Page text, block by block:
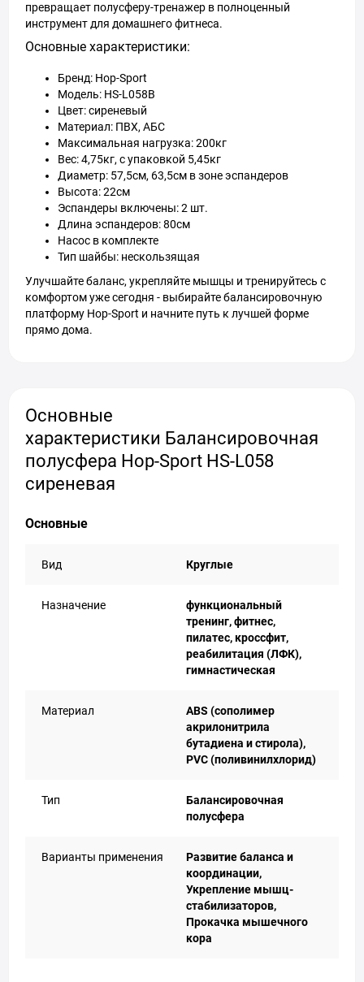
превращает полусферу-тренажер в полноценный
инструмент для домашнего фитнеса.
Основные характеристики:
Бренд: Hop-Sport
Модель: HS-L058B
Цвет: сиреневый
Материал: ПВХ, АБС
Максимальная нагрузка: 200кг
Вес: 4,75кг, с упаковкой 5,45кг
Диаметр: 57,5см, 63,5см в зоне эспандеров
Высота: 22см
Эспандеры включены: 2 шт.
Длина эспандеров: 80см
Насос в комплекте
Тип шайбы: нескользящая
Улучшайте баланс, укрепляйте мышцы и тренируйтесь с
комфортом уже сегодня - выбирайте балансировочную
платформу Hop-Sport и начните путь к лучшей форме
прямо дома.
Основные
характеристики Балансировочная
полусфера Hop-Sport HS-L058
сиреневая
Основные
Вид Круглые
Назначение
функциональный
тренинг, фитнес,
пилатес, кроссфит,
реабилитация (ЛФК),
гимнастическая
Материал
ABS (сополимер
акрилонитрила
бутадиена и стирола),
PVC (поливинилхлорид)
Тип
Балансировочная
полусфера
Варианты применения
Развитие баланса и
координации,
Укрепление мышц-
стабилизаторов,
Прокачка мышечного
кора